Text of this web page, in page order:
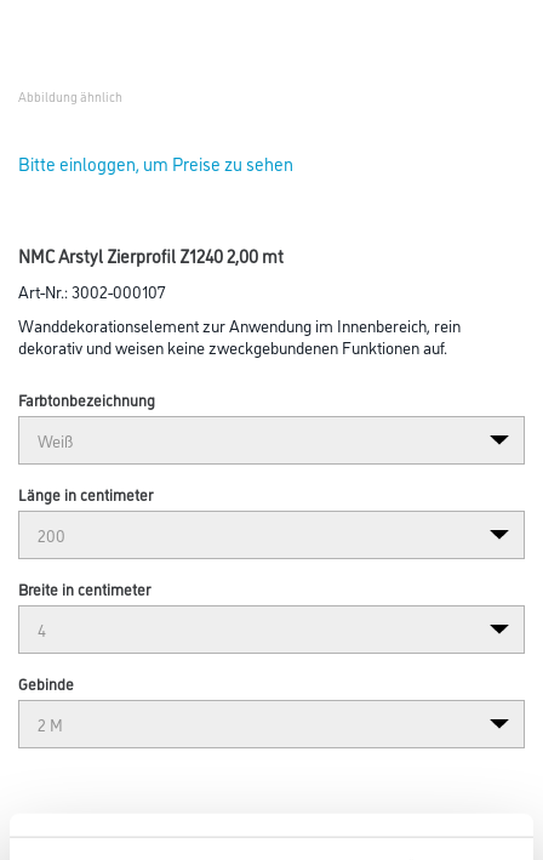
Abbildung ähnlich
Bitte einloggen, um Preise zu sehen
NMC Arstyl Zierprofil Z1240 2,00 mt
Art-Nr.:3002-000107
Wanddekorationselement zur Anwendung im Innenbereich, rein
dekorativ und weisen keine zweckgebundenen Funktionen auf.
Farbtonbezeichnung
Länge in centimeter
Breite in centimeter
Gebinde
Umrechnungsfaktoren